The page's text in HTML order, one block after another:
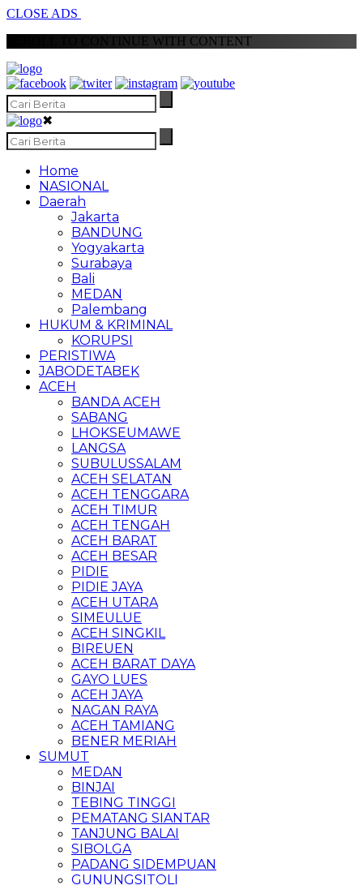
CLOSE ADS
SCROLL TO CONTINUE WITH CONTENT
✖
Home
NASIONAL
Daerah
Jakarta
BANDUNG
Yogyakarta
Surabaya
Bali
MEDAN
Palembang
HUKUM & KRIMINAL
KORUPSI
PERISTIWA
JABODETABEK
ACEH
BANDA ACEH
SABANG
LHOKSEUMAWE
LANGSA
SUBULUSSALAM
ACEH SELATAN
ACEH TENGGARA
ACEH TIMUR
ACEH TENGAH
ACEH BARAT
ACEH BESAR
PIDIE
PIDIE JAYA
ACEH UTARA
SIMEULUE
ACEH SINGKIL
BIREUEN
ACEH BARAT DAYA
GAYO LUES
ACEH JAYA
NAGAN RAYA
ACEH TAMIANG
BENER MERIAH
SUMUT
MEDAN
BINJAI
TEBING TINGGI
PEMATANG SIANTAR
TANJUNG BALAI
SIBOLGA
PADANG SIDEMPUAN
GUNUNGSITOLI